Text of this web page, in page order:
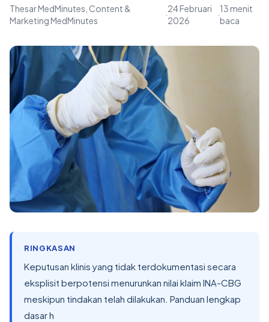
Thesar MedMinutes, Content &
Marketing MedMinutes
·
24 Februari
2026
·
13 menit
baca
RINGKASAN
Keputusan klinis yang tidak terdokumentasi secara
eksplisit berpotensi menurunkan nilai klaim INA-CBG
meskipun tindakan telah dilakukan. Panduan lengkap
dasar h